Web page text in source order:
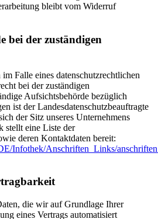
bleibt vom Widerruf
bei der zuständigen
Falle eines datenschutzrechtlichen
bei der zuständigen
Aufsichtsbehörde bezüglich
ist der Landesdatenschutzbeauftragte
der Sitz unseres Unternehmens
stellt eine Liste der
deren Kontaktdaten bereit:
Infothek/Anschriften_Links/
die wir auf Grundlage Ihrer
eines Vertrags automatisiert